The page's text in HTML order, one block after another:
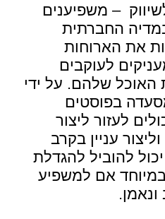
– משפיענים
החברתית
את הארוחות
לעוקבים
האוכל שלהם. על ידי
בפוסטים
לעזור ליצור
עניין בקרב
להוביל להגדלת
אם למשפיע